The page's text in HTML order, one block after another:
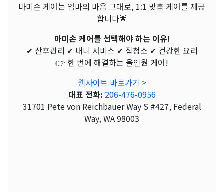
마미손 케어는 엄마의 마음 그대로, 1:1 맞춤 케어를 제공
합니다🌟
마미손 케어를 선택해야 하는 이유!
✔ 산후관리 ✔ 내니 서비스 ✔ 집청소 ✔ 건강한 요리
👉 한 번에 해결하는 올인원 케어!
웹사이트 바로가기 >
대표 전화: 206-476-0956
31701 Pete von Reichbauer Way S #427, Federal
Way, WA 98003